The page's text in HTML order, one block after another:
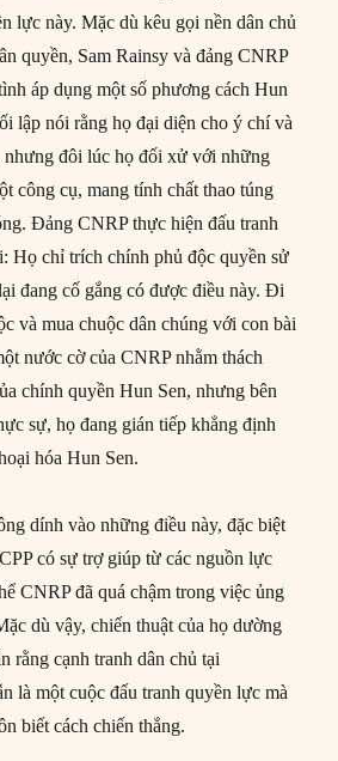
lực này. Mặc dù kêu gọi nền dân chủ
quyền, Sam Rainsy và đảng CNRP
áp dụng một số phương cách Hun
lập nói rằng họ đại diện cho ý chí và
nhưng đôi lúc họ đối xử với những
công cụ, mang tính chất thao túng
Đảng CNRP thực hiện đấu tranh
Họ chỉ trích chính phủ độc quyền sử
đang cố gắng có được điều này. Đi
và mua chuộc dân chúng với con bài
nước cờ của CNRP nhằm thách
chính quyền Hun Sen, nhưng bên
sự, họ đang gián tiếp khẳng định
hóa Hun Sen.
dính vào những điều này, đặc biệt
có sự trợ giúp từ các nguồn lực
CNRP đã quá chậm trong việc ủng
dù vậy, chiến thuật của họ dường
rằng cạnh tranh dân chủ tại
là một cuộc đấu tranh quyền lực mà
biết cách chiến thắng.